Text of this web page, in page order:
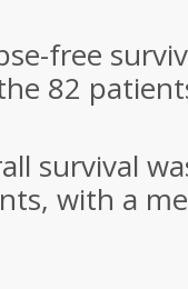
free
82
survival
with a